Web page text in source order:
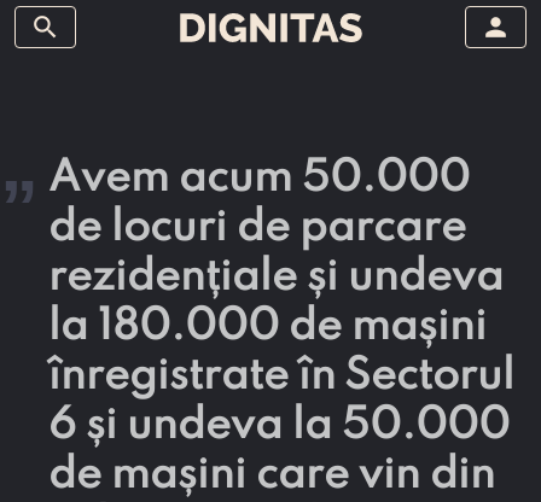
search person
„ Avem acum 50.000
de locuri de parcare
rezidențiale și undeva
la 180.000 de mașini
înregistrate în Sectorul
6 și undeva la 50.000
de mașini care vin din